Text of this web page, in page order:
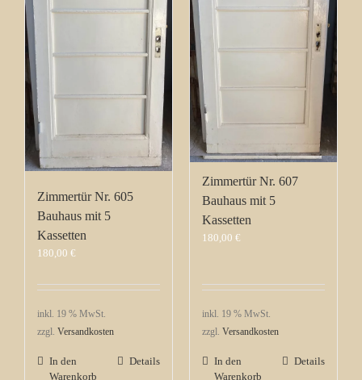
Zimmertür Nr. 605
Bauhaus mit 5
Kassetten
180,00 €
inkl. 19 % MwSt.
zzgl. Versandkosten
In den
Warenkorb
Details
Zimmertür Nr. 607
Bauhaus mit 5
Kassetten
180,00 €
inkl. 19 % MwSt.
zzgl. Versandkosten
In den
Warenkorb
Details